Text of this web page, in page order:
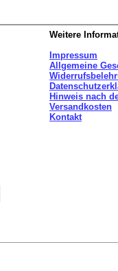
Weitere
Impressum
Allgemeine
Hinweis nach
Versandkosten
Kontakt